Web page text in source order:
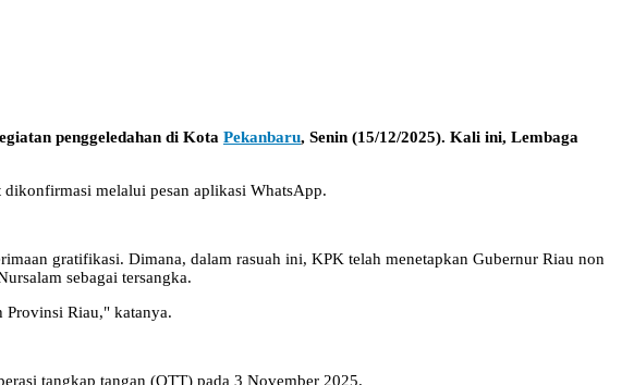
penggeledahan di Kota Pekanbaru, Senin (15/12/2025). Kali ini, Lembaga
melalui pesan aplikasi WhatsApp.
gratifikasi. Dimana, dalam rasuah ini, KPK telah menetapkan Gubernur Riau non
sebagai tersangka.
Provinsi Riau," katanya.
tangkap tangan (OTT) pada 3 November 2025.